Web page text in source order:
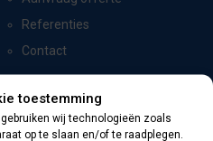
toestemming
wij technologieën zoals
op te slaan en/of te raadplegen.
Referenties
Contact